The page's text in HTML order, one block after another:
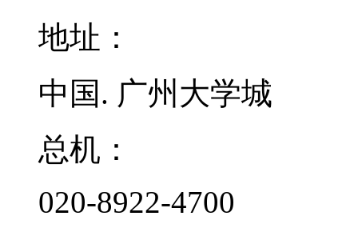
地址：
中国. 广州大学城
总机：
020-8922-4700